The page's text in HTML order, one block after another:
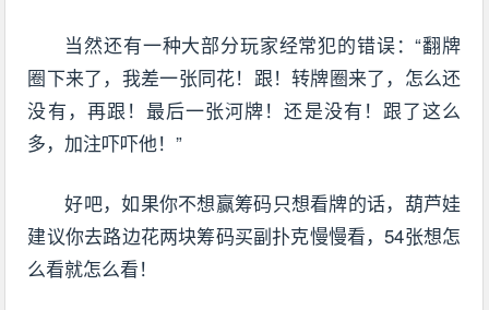
当然还有一种大部分玩家经常犯的错误：“翻牌
圈下来了，我差一张同花！跟！转牌圈来了，怎么还
没有，再跟！最后一张河牌！还是没有！跟了这么
多，加注吓吓他！”
好吧，如果你不想赢筹码只想看牌的话，葫芦娃
建议你去路边花两块筹码买副扑克慢慢看，54张想怎
么看就怎么看！